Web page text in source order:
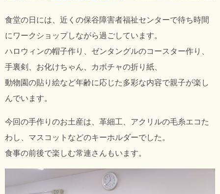
食堂の日には、近くの保谷障害者福祉センターで待ち時間
にワークショップしながら過ごしています。
ハロウィンの帽子作り、ゼンタングルのコースター作り、
手裏剣、お化けちゃん、カボチャの折り紙、
動物園の貼り絵など年齢に応じた多彩な内容で親子が楽し
んでいます。
今回の手作りのお土産は、革細工、アクリルの毛糸エコた
わし、マスコットなどのキーホルダーでした。
食事の前後で楽しむ常連さんもいます。